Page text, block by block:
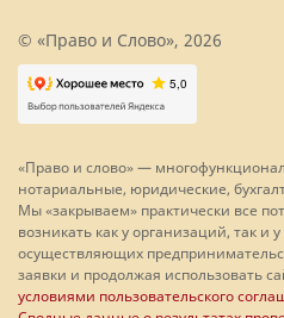
© «Право и Слово», 2026
«Право и слово» —
нотариальные, юридические,
Мы «закрываем» практически все
возникать как у организаций, так и
осуществляющих
заявки и продолжая использовать
условиями пользовательского